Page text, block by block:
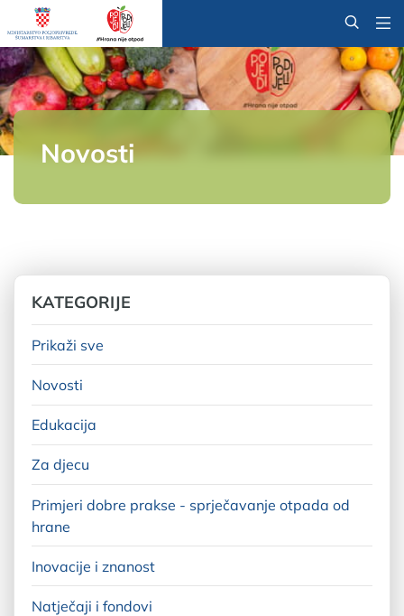
@
Novosti
KATEGORIJE
Prikaži sve
Novosti
Edukacija
Za djecu
Primjeri dobre prakse - sprječavanje otpada od
hrane
Inovacije i znanost
Natječaji i fondovi